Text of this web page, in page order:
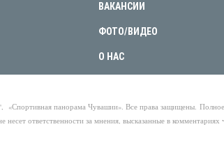
ВАКАНСИИ
ФОТО/ВИДЕО
О НАС
«Спортивная панорама Чувашии». Все права защищены.
несет ответственности за мнения, высказанные в комментариях